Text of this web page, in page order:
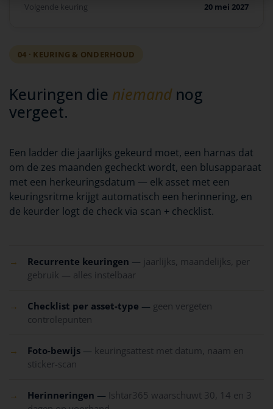
Volgende keuring 20 mei 2027
04 · KEURING & ONDERHOUD
Keuringen die niemandnog
vergeet.
Een ladder die jaarlijks gekeurd moet, een harnas dat
om de zes maanden gecheckt wordt, een blusapparaat
met een herkeuringsdatum — elk asset met een
keuringsritme krijgt automatisch een herinnering, en
de keurder logt de check via scan + checklist.
→ Recurrente keuringen — jaarlijks, maandelijks, per
gebruik — alles instelbaar
→ Checklist per asset-type — geen vergeten
controlepunten
→ Foto-bewijs — keuringsattest met datum, naam en
sticker-scan
→ Herinneringen — Ishtar365 waarschuwt 30, 14 en 3